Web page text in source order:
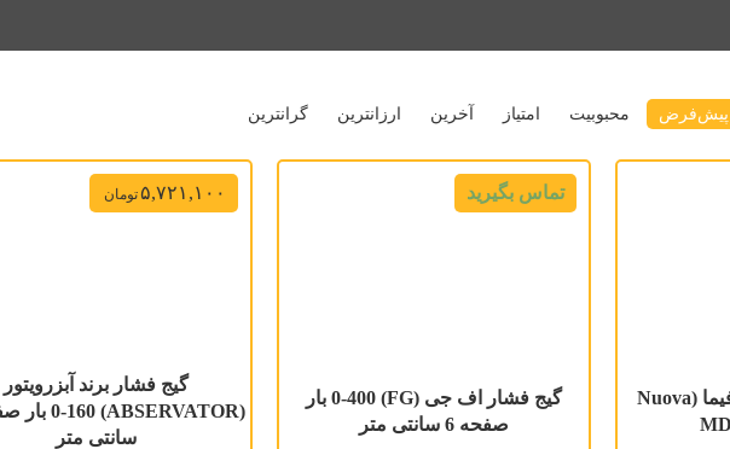
پیش‌فرض محبوبیت امتیاز آخرین ارزانترین گرانترین
گیج اختلاف فشار نووا فیما (Nuova
تماس بگیرید
گیج فشار اف جی (FG) 0-400 بار
صفحه 6 سانتی متر
۵,۷۲۱,۱۰۰تومان
گیج فشار برند آبزرویتور
سانتی متر